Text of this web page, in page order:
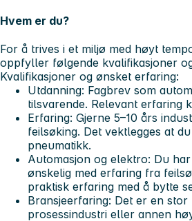
Hvem er du?
For å trives i et miljø med høyt
oppfyller følgende kvalifikasjoner
Kvalifikasjoner og ønsket erfaring:
Utdanning: Fagbrev som
tilsvarende. Relevant erfaring
Erfaring: Gjerne 5–10 års
feilsøking. Det vektlegges at
pneumatikk.
Automasjon og elektro: Du
ønskelig med erfaring fra
praktisk erfaring med å bytte
Bransjeerfaring: Det er en
prosessindustri eller annen